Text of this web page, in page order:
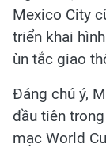
Mexico City
triển khai
ùn tắc giao
Đáng chú ý,
đầu tiên
mạc World